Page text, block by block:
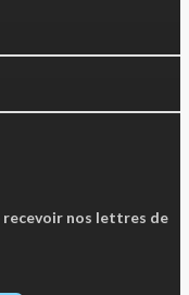
recevoir nos lettres de